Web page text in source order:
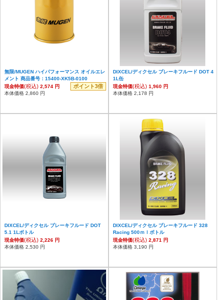
無限/MUGEN ハイパフォーマンス オイルエレ
メント 商品番号：15400-XK5B-0100
現金特価(税込) 2,574 円 ポイント3倍
本体価格 2,860 円
DIXCEL/ディクセル ブレーキフルード DOT 4
1L缶
現金特価(税込) 1,960 円
本体価格 2,178 円
DIXCEL/ディクセル ブレーキフルード DOT
5.1 1Lボトル
現金特価(税込) 2,226 円
本体価格 2,530 円
DIXCEL/ディクセル ブレーキフルード 328
Racing 500ｍｌボトル
現金特価(税込) 2,871 円
本体価格 3,190 円